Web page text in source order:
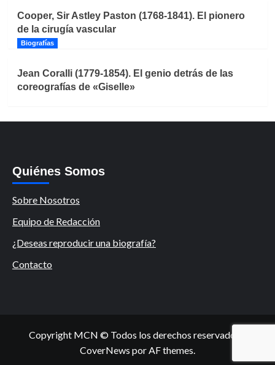
Cooper, Sir Astley Paston (1768-1841). El pionero
de la cirugía vascular
Biografías
Jean Coralli (1779-1854). El genio detrás de las
coreografías de «Giselle»
Quiénes Somos
Sobre Nosotros
Equipo de Redacción
¿Deseas reproducir una biografía?
Contacto
Copyright MCN © Todos los derechos reservados.
CoverNews por AF themes.